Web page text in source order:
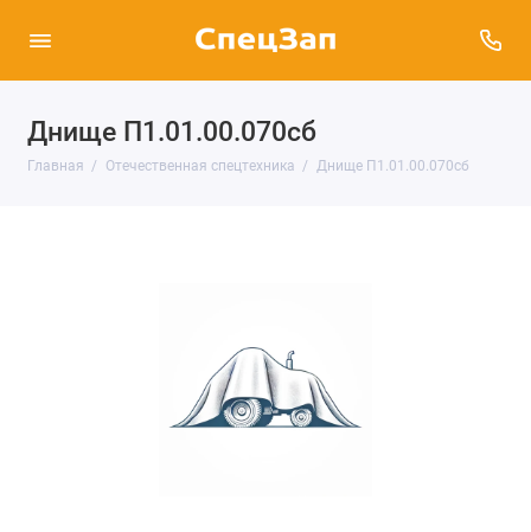
Днище П1.01.00.070сб
Главная Отечественная спецтехника Днище П1.01.00.070сб